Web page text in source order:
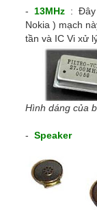
- 13MHz : Đây
Nokia ) mạch
tần và IC Vi xử
Hình dáng của
- Speaker